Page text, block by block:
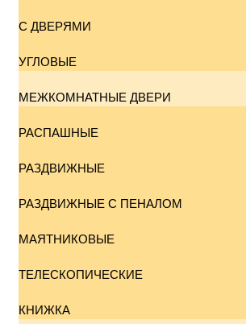
С ДВЕРЯМИ
УГЛОВЫЕ
МЕЖКОМНАТНЫЕ ДВЕРИ
РАСПАШНЫЕ
РАЗДВИЖНЫЕ
РАЗДВИЖНЫЕ С ПЕНАЛОМ
МАЯТНИКОВЫЕ
ТЕЛЕСКОПИЧЕСКИЕ
КНИЖКА